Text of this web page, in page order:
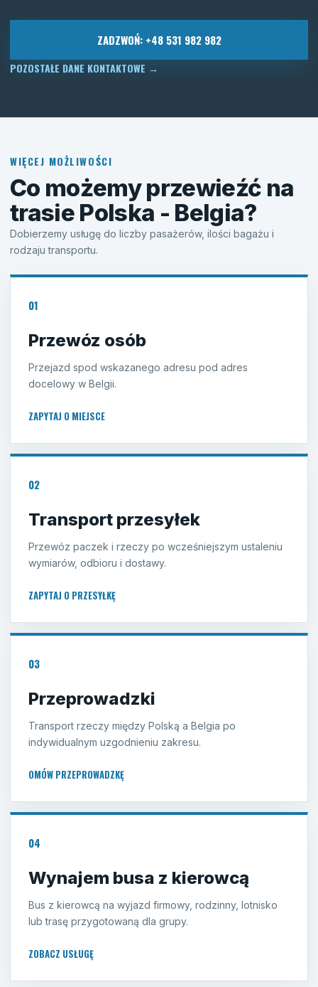
ZADZWOŃ: +48 531 982 982
POZOSTAŁE DANE KONTAKTOWE →
WIĘCEJ MOŻLIWOŚCI
Co możemy przewieźć na
trasie Polska - Belgia?
Dobierzemy usługę do liczby pasażerów, ilości bagażu i
rodzaju transportu.
01
Przewóz osób
Przejazd spod wskazanego adresu pod adres
docelowy w Belgii.
ZAPYTAJ O MIEJSCE
02
Transport przesyłek
Przewóz paczek i rzeczy po wcześniejszym ustaleniu
wymiarów, odbioru i dostawy.
ZAPYTAJ O PRZESYŁKĘ
03
Przeprowadzki
Transport rzeczy między Polską a Belgia po
indywidualnym uzgodnieniu zakresu.
OMÓW PRZEPROWADZKĘ
04
Wynajem busa z kierowcą
Bus z kierowcą na wyjazd firmowy, rodzinny, lotnisko
lub trasę przygotowaną dla grupy.
ZOBACZ USŁUGĘ